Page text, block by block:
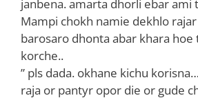
janbena. amarta dhorli ebar ami
Mampi chokh namie dekhlo
barosaro dhonta abar khara
korche..
” pls dada. okhane kichu
raja or pantyr opor die or gude